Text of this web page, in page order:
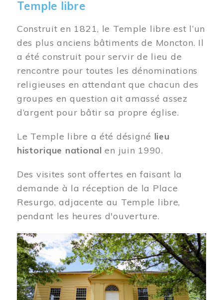
Temple libre
Construit en 1821, le Temple libre est l’un
des plus anciens bâtiments de Moncton. Il
a été construit pour servir de lieu de
rencontre pour toutes les dénominations
religieuses en attendant que chacun des
groupes en question ait amassé assez
d’argent pour bâtir sa propre église.
Le Temple libre a été désigné lieu
historique national en juin 1990.
Des visites sont offertes en faisant la
demande à la réception de la Place
Resurgo, adjacente au Temple libre,
pendant les heures d'ouverture.
Image